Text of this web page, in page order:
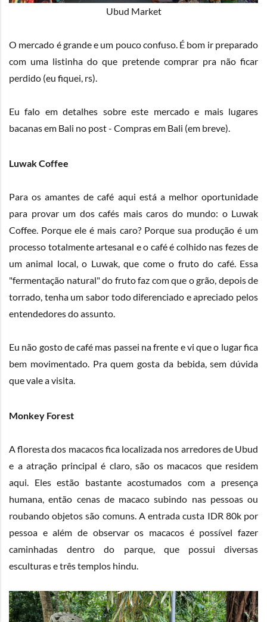
Ubud Market
O mercado é grande e um pouco confuso. É bom ir preparado
com uma listinha do que pretende comprar pra não ficar
perdido (eu fiquei, rs).
Eu falo em detalhes sobre este mercado e mais lugares
bacanas em Bali no post - Compras em Bali (em breve).
Luwak Coffee
Para os amantes de café aqui está a melhor oportunidade
para provar um dos cafés mais caros do mundo: o Luwak
Coffee. Porque ele é mais caro? Porque sua produção é um
processo totalmente artesanal e o café é colhido nas fezes de
um animal local, o Luwak, que come o fruto do café. Essa
"fermentação natural" do fruto faz com que o grão, depois de
torrado, tenha um sabor todo diferenciado e apreciado pelos
entendedores do assunto.
Eu não gosto de café mas passei na frente e vi que o lugar fica
bem movimentado. Pra quem gosta da bebida, sem dúvida
que vale a visita.
Monkey Forest
A floresta dos macacos fica localizada nos arredores de Ubud
e a atração principal é claro, são os macacos que residem
aqui. Eles estão bastante acostumados com a presença
humana, então cenas de macaco subindo nas pessoas ou
roubando objetos são comuns. A entrada custa IDR 80k por
pessoa e além de observar os macacos é possível fazer
caminhadas dentro do parque, que possui diversas
esculturas e três templos hindu.